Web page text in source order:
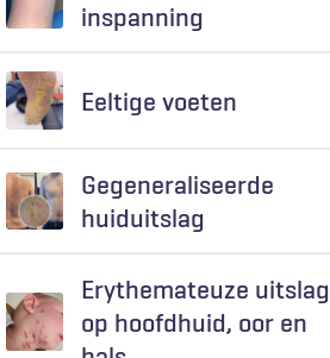
inspanning
Eeltige voeten
Gegeneraliseerde
huiduitslag
Erythemateuze uitslag
op hoofdhuid, oor en